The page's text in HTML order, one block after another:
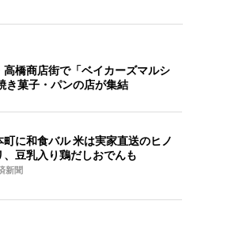
高橋商店街で「ベイカーズマルシ
き菓子・パンの店が集結
町に和食バル 米は実家直送のヒノ
、豆乳入り鶏だしおでんも
新聞